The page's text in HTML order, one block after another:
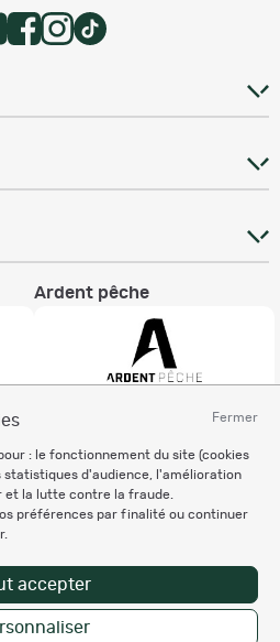
Fermer
: le fonctionnement du site (cookies
statistiques d'audience, l'amélioration
la lutte contre la fraude.
préférences par finalité ou continuer
accepter
Ardent pêche